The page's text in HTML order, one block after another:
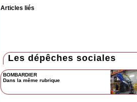
Articles liés
Les dépêches sociales
BOMBARDIER
Dans la même rubrique